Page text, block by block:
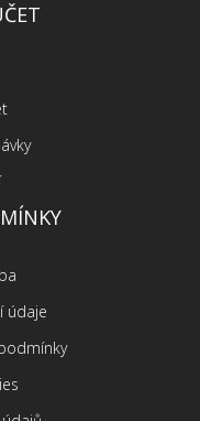
údaje